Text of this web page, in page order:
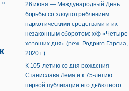
»
26 июня — Международный День
борьбы со злоупотреблением
наркотическими средствами и их
незаконным оборотом: х/ф «Четыре
хороших дня» (реж. Родриго Гарсиа,
2020 г.)
К 105-летию со дня рождения
Станислава Лема и к 75-летию
первой публикации его дебютного